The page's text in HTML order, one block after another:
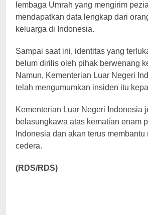
lembaga Umrah yang mengirim
mendapatkan data lengkap dari
keluarga di Indonesia.
Sampai saat ini, identitas yang
belum dirilis oleh pihak berwenang
Namun, Kementerian Luar Negeri
telah mengumumkan insiden itu
Kementerian Luar Negeri Indonesia
belasungkawa atas kematian enam
Indonesia dan akan terus
cedera.
(RDS/RDS)